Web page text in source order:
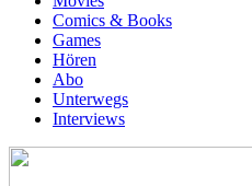
Comics & Books
Games
Hören
Abo
Unterwegs
Interviews